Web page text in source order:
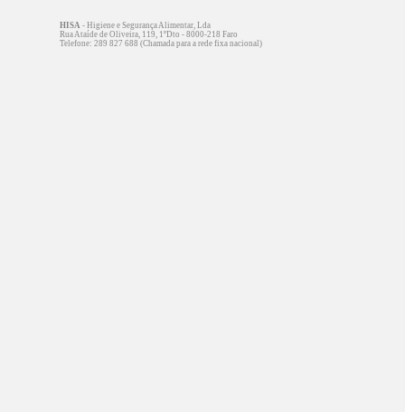
HISA - Higiene e Segurança Alimentar, Lda
Rua Ataíde de Oliveira, 119, 1ºDto - 8000-218 Faro
Telefone: 289 827 688 (Chamada para a rede fixa nacional)